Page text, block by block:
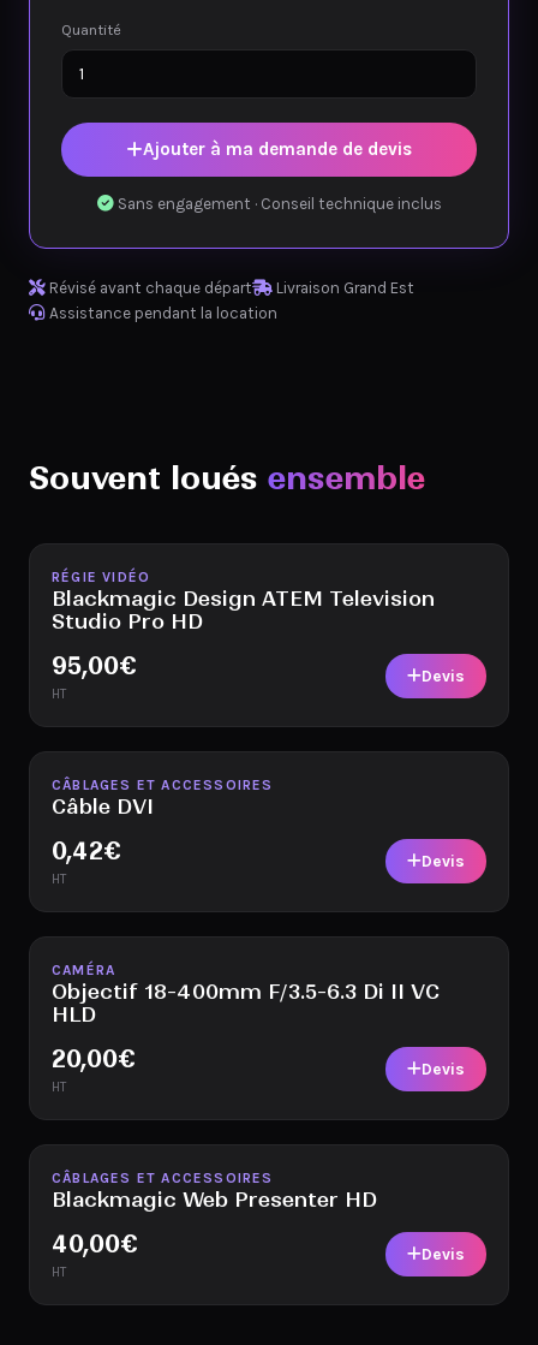
Quantité
Ajouter à ma demande de devis
Sans engagement · Conseil technique inclus
Révisé avant chaque départ
Livraison Grand Est
Assistance pendant la location
Souvent loués ensemble
Disponible
RÉGIE VIDÉO
Blackmagic Design ATEM Television
Studio Pro HD
95,00€
HT
Devis
Disponible
CÂBLAGES ET ACCESSOIRES
Câble DVI
0,42€
HT
Devis
Disponible
CAMÉRA
Objectif 18-400mm F/3.5-6.3 Di II VC
HLD
20,00€
HT
Devis
Disponible
CÂBLAGES ET ACCESSOIRES
Blackmagic Web Presenter HD
40,00€
HT
Devis